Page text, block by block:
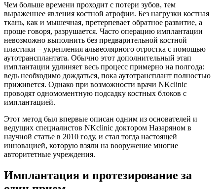
Чем больше времени проходит с потери зубов, тем
выраженнее явления костной атрофии. Без нагрузки костная
ткань, как и мышечная, претерпевает обратное развитие, а
проще говоря, разрушается. Часто операцию имплантации
невозможно выполнить без предварительной костной
пластики – укрепления альвеолярного отростка с помощью
аутотрансплантата. Обычно этот дополнительный этап
имплантации удлиняет весь процесс примерно на полгода:
ведь необходимо дождаться, пока аутотрансплант полностью
приживется. Однако при возможности врачи NKclinic
проводят одномоментную подсадку костных блоков с
имплантацией.
Этот метод был впервые описан одним из основателей и
ведущих специалистов NKclinic доктором Назаряном в
научной статье в 2010 году, и стал тогда настоящей
инновацией, которую взяли на вооружение многие
авторитетные учреждения.
Имплантация и протезирование за